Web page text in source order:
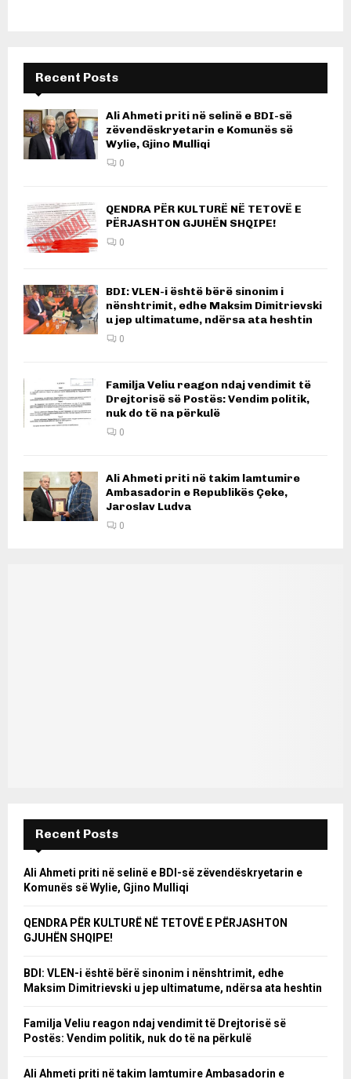
Recent Posts
Ali Ahmeti priti në selinë e BDI-së
zëvendëskryetarin e Komunës së
Wylie, Gjino Mulliqi
0
QENDRA PËR KULTURË NË TETOVË E
PËRJASHTON GJUHËN SHQIPE!
0
BDI: VLEN-i është bërë sinonim i
nënshtrimit, edhe Maksim Dimitrievski
u jep ultimatume, ndërsa ata heshtin
0
Familja Veliu reagon ndaj vendimit të
Drejtorisë së Postës: Vendim politik,
nuk do të na përkulë
0
Ali Ahmeti priti në takim lamtumire
Ambasadorin e Republikës Çeke,
Jaroslav Ludva
0
Recent Posts
Ali Ahmeti priti në selinë e BDI-së zëvendëskryetarin e
Komunës së Wylie, Gjino Mulliqi
QENDRA PËR KULTURË NË TETOVË E PËRJASHTON
GJUHËN SHQIPE!
BDI: VLEN-i është bërë sinonim i nënshtrimit, edhe
Maksim Dimitrievski u jep ultimatume, ndërsa ata heshtin
Familja Veliu reagon ndaj vendimit të Drejtorisë së
Postës: Vendim politik, nuk do të na përkulë
Ali Ahmeti priti në takim lamtumire Ambasadorin e